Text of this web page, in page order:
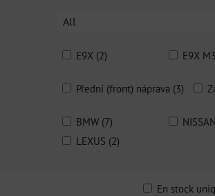
All
E9X (2) E9X
Přední (front) náprava (3)
BMW (7)
LEXUS (2)
En stock